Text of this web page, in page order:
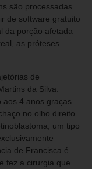
são processadas
de software gratuito
da porção afetada
as próteses
de
da Silva.
aos 4 anos graças
no olho direito
um tipo
de Francisca é
fez a cirurgia que